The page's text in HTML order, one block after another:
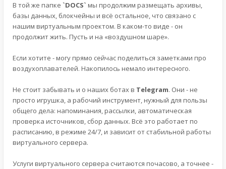
В той же папке `DOCS` мы продолжим размещать архивы,
базы данных, блокчейны и всё остальное, что связано с
нашим виртуальным проектом. В каком-то виде - он
продолжит жить. Пусть и на «воздушном шаре».
Если хотите - могу прямо сейчас поделиться заметками про
воздухоплавателей. Накопилось немало интересного.
Не стоит забывать и о наших ботах в Telegram. Они - не
просто игрушка, а рабочий инструмент, нужный для пользы
общего дела: напоминания, рассылки, автоматическая
проверка источников, сбор данных. Всё это работает по
расписанию, в режиме 24/7, и зависит от стабильной работы
виртуального сервера.
Услуги виртуального сервера считаются почасово, а точнее -